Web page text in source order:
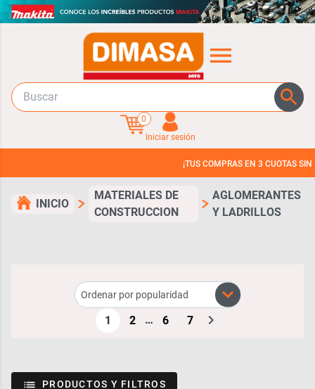
0
Iniciar sesión
¡TUS COMPRAS EN 3 CUOTAS SIN INTERES!
INICIO
MATERIALES DE
CONSTRUCCION
AGLOMERANTES
Y LADRILLOS
1 2 … 6 7
PRODUCTOS Y FILTROS